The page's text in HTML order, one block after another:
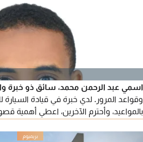
اسمي عبد الرحمن محمد، سائق ذو خبرة
وقواعد المرور. لدي خبرة في قيادة السيارة
بالمواعيد، وأحترم الآخرين، اعطي أهمية
قيادة اماراتية سارية المفعول وسجل
كسائق بدوام كامل في الامارات. يرجى من